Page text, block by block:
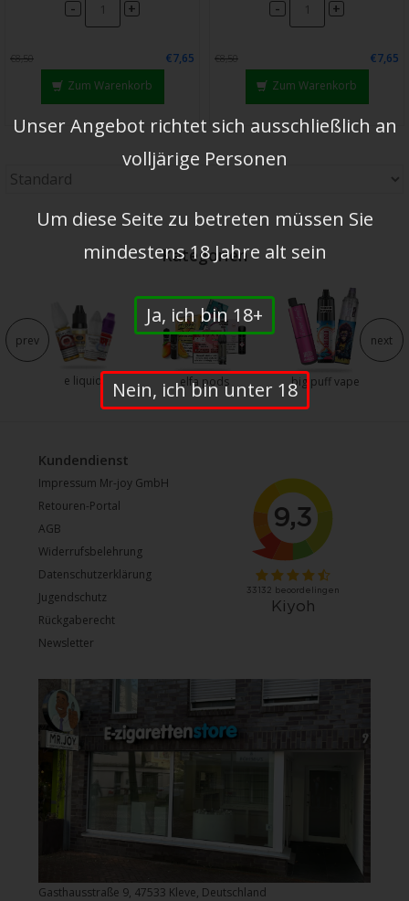
- +
€8,50
€7,65
Zum Warenkorb
- +
€8,50
€7,65
Zum Warenkorb
Kategorien
e liquid elfa pods big puff vape
prev next
Kundendienst
Impressum Mr-joy GmbH
Retouren-Portal
AGB
Widerrufsbelehrung
Datenschutzerklärung
Jugendschutz
Rückgaberecht
Newsletter
Gasthausstraße 9, 47533 Kleve, Deutschland
Unser Angebot richtet sich ausschließlich an
volljärige Personen
Um diese Seite zu betreten müssen Sie
mindestens 18 Jahre alt sein
Ja, ich bin 18+
Nein, ich bin unter 18